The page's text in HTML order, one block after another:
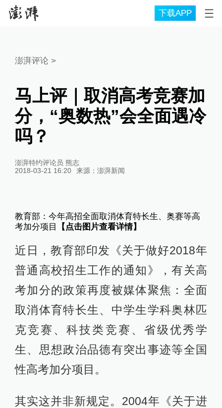
下载APP
澎湃评论 >
马上评｜取消高考竞赛加
分，“奥数热”会全面遇冷
吗？
澎湃特约评论员 熊志
2018-03-21 16:20
来源： 澎湃新闻
教育部：今年高招全面取消体育特长生、奥赛等高
考加分项目
【点击图片查看详情】
近日，教育部印发《关于做好2018年
普通高校招生工作的通知》，有关高
考加分的政策再度被媒体聚焦：全面
取消体育特长生、中学生学科奥林匹
克竞赛、科技类竞赛、省级优秀学
生、思想政治品德有突出事迹等全国
性高考加分项目。
其实这并非新规定。2004年《关于进